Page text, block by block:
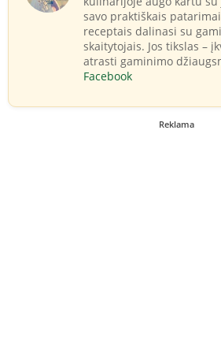
savo praktiškais
receptais dalinasi su
skaitytojais. Jos tikslas –
atrasti gaminimo
Facebook
Reklama